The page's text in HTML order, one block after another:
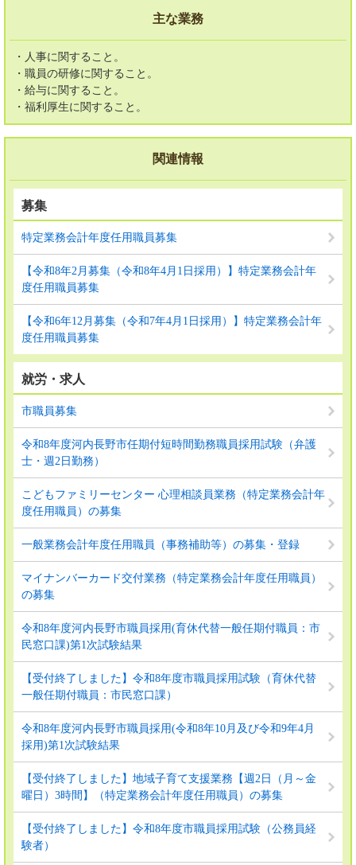
主な業務
・人事に関すること。
・職員の研修に関すること。
・給与に関すること。
・福利厚生に関すること。
関連情報
募集
特定業務会計年度任用職員募集
【令和8年2月募集（令和8年4月1日採用）】特定業務会計年
度任用職員募集
【令和6年12月募集（令和7年4月1日採用）】特定業務会計年
度任用職員募集
就労・求人
市職員募集
令和8年度河内長野市任期付短時間勤務職員採用試験（弁護
士・週2日勤務）
こどもファミリーセンター 心理相談員業務（特定業務会計年
度任用職員）の募集
一般業務会計年度任用職員（事務補助等）の募集・登録
マイナンバーカード交付業務（特定業務会計年度任用職員）
の募集
令和8年度河内長野市職員採用(育休代替一般任期付職員：市
民窓口課)第1次試験結果
【受付終了しました】令和8年度市職員採用試験（育休代替
一般任期付職員：市民窓口課）
令和8年度河内長野市職員採用(令和8年10月及び令和9年4月
採用)第1次試験結果
【受付終了しました】地域子育て支援業務【週2日（月～金
曜日）3時間】（特定業務会計年度任用職員）の募集
【受付終了しました】令和8年度市職員採用試験（公務員経
験者）